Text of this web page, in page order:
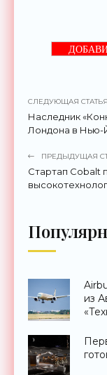
СЛЕДУЮЩАЯ СТАТЬЯ
Наследник
Лондона в Нью-
ПРЕДЫДУЩАЯ
Стартап Cobalt
из